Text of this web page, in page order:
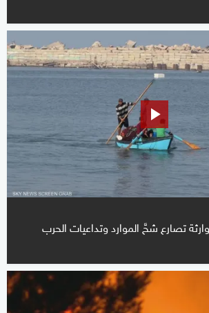
تصارع شحَّ الموارد وتداعيات الحرب